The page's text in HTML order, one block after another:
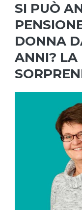
SI PUÒ
DONNA
ANNI? LA